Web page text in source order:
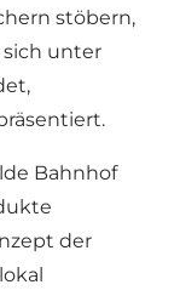
stöbern,
unter
Bahnhof
der